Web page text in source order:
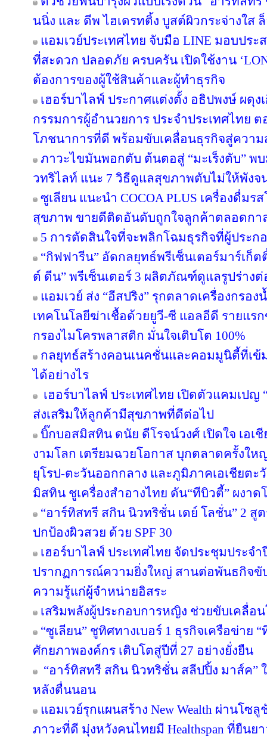
นนิ่ง และ ดีพ ไฮเดรทติ้ง บูสต์ผิวกระจ่างใส
แอมเวย์ประเทศไทย จับมือ LINE มอบปร
ที่สะดวก ปลอดภัย ครบครัน เปิดใช้งาน
ต้องการของผู้ใช้สินค้าและผู้ทำธุรกิจ
เฮอร์บาไลฟ์ ประกาศแต่งตั้ง อธิปพงษ์ ผดุง
กรรมการผู้อำนวยการ ประจำประเทศไทย
โภชนาการที่ดี พร้อมขับเคลื่อนธุรกิจสู่ความ
ภาวะไขมันพอกตับ ต้นตอสู่ “มะเร็งตับ” พ
วทริไลท์ แนะ 7 วิธีดูแลสุขภาพตับไม่ให้พังจ
ซูเลียน แนะนำ COCOA PLUS เครื่องดื่ม
สุขภาพ ขายดีติดอันดับถูกใจลูกค้าตลอดกา
5 การตัดสินใจที่จะพลิกโฉมธุรกิจที่ผู้ประ
“กิฟฟารีน” อัดกลยุทธ์พรีเซ็นเตอร์มาร์เก็
ต์ ดีน” พรีเซ็นเตอร์ 3 ผลิตภัณฑ์ดูแลรูปร่าง
แอมเวย์ ส่ง “อีสปริง” รุกตลาดเครื่องกรอ
เทคโนโลยีฆ่าเชื้อด้วยยูวี-ซี แอลอีดี รายแ
กรองไมโครพลาสติก มั่นใจเติบโต 100%
กลยุทธ์สร้างคอนเนคชั่นและคอมมูนิตี้ที่เข้
ได้อย่างไร
เฮอร์บาไลฟ์ ประเทศไทย เปิดตัวแคมเปญ
ส่งเสริมให้ลูกค้ามีสุขภาพที่ดีต่อไป
บิ๊กบอสมิสทิน ดนัย ดีโรจน์วงศ์ เปิดใจ เอเ
งามโลก เตรียมฉวยโอกาส บุกตลาดครั้งให
ยุโรป-ตะวันออกกลาง และภูมิภาคเอเชียตะ
มิสทิน ชูเครื่องสำอางไทย ดัน“ทีบิวตี้” ผงาด
“อาร์ทิสทรี สกิน นิวทริชั่น เดย์ โลชั่น” 2 สู
ปกป้องผิวสวย ด้วย SPF 30
เฮอร์บาไลฟ์ ประเทศไทย จัดประชุมประจำปี
ปรากฏการณ์ความยิ่งใหญ่ สานต่อพันธกิจขั
ความรู้แก่ผู้จำหน่ายอิสระ
เสริมพลังผู้ประกอบการหญิง ช่วยขับเคลื่อ
“ซูเลียน” ชูทิศทางเบอร์ 1 ธุรกิจเครือข่าย
ศักยภาพองค์กร เติบโตสู่ปีที่ 27 อย่างยั่งยืน
“อาร์ทิสทรี สกิน นิวทริชั่น สลีปปิ้ง มาส์ค”
หลังตื่นนอน
แอมเวย์รุกแผนสร้าง New Wealth ผ่านโ
ภาวะที่ดี มุ่งหวังคนไทยมี Healthspan ที่ยืนย